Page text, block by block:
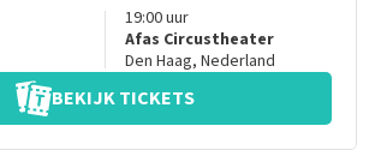
19:00uur
Afas Circustheater
Den Haag, Nederland
BEKIJK TICKETS